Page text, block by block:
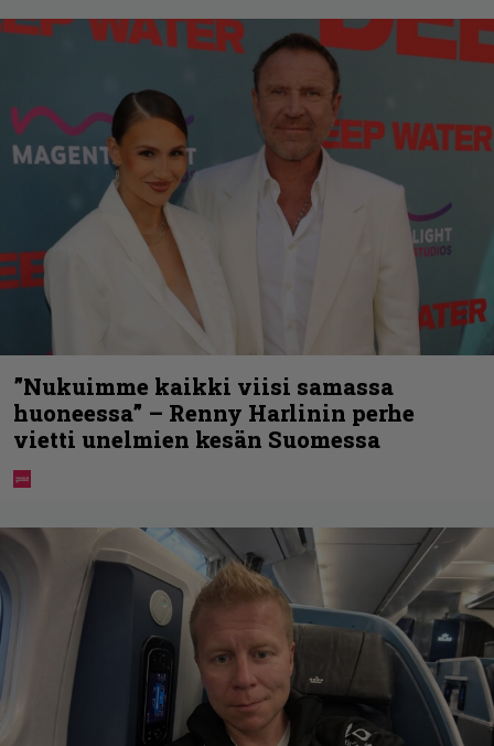
”Nukuimme kaikki viisi samassa
huoneessa” – Renny Harlinin perhe
vietti unelmien kesän Suomessa